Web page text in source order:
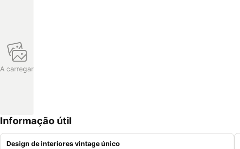
A carregar
Informação útil
Design de interiores vintage único